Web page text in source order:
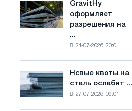
GravitHy
оформляет
разрешения
строительство
производству
низкоуглеродистой
на
GravitHy
оформляет
разрешения на
...
24-07-2026, 20:01
Новые
квоты
на
Новые квоты на
сталь ослабят ...
27-07-2026, 09:01